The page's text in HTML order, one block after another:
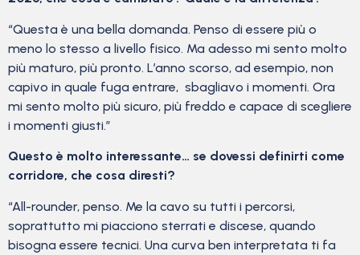
“Questa è una bella domanda. Penso di essere più o
meno lo stesso a livello fisico. Ma adesso mi sento molto
più maturo, più pronto. L’anno scorso, ad esempio, non
capivo in quale fuga entrare, sbagliavo i momenti. Ora
mi sento molto più sicuro, più freddo e capace di scegliere
i momenti giusti.”
Questo è molto interessante… se dovessi definirti come
corridore, che cosa diresti?
“All-rounder, penso. Me la cavo su tutti i percorsi,
soprattutto mi piacciono sterrati e discese, quando
bisogna essere tecnici. Una curva ben interpretata ti fa